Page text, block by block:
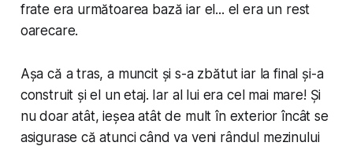
frate era următoarea bază iar el... el era un rest
oarecare.
Așa că a tras, a muncit și s-a zbătut iar la final și-a
construit și el un etaj. Iar al lui era cel mai mare! Și
nu doar atât, ieșea atât de mult în exterior încât se
asigurase că atunci când va veni rândul mezinului